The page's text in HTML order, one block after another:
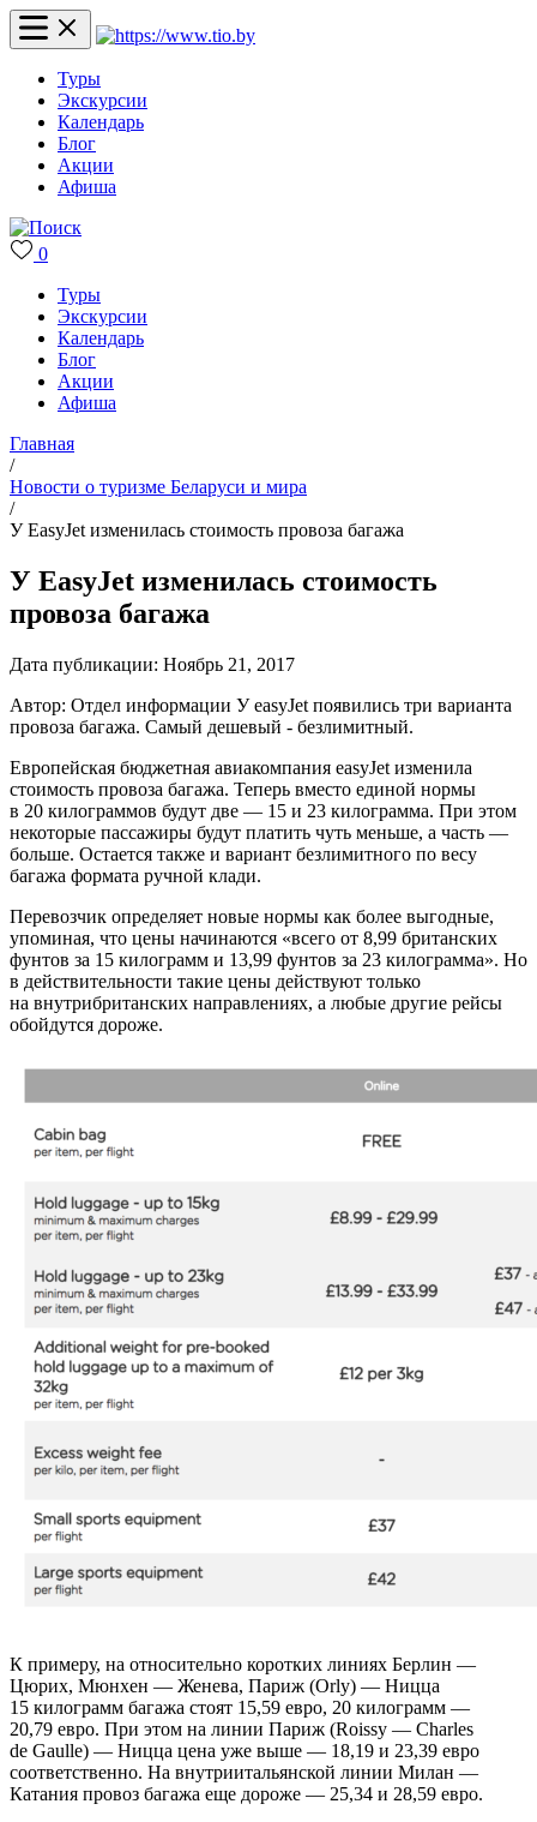
Туры
Экскурсии
Календарь
Блог
Акции
Афиша
0
Туры
Экскурсии
Календарь
Блог
Акции
Афиша
Главная
/
Новости о туризме Беларуси и мира
/
У EasyJet изменилась стоимость провоза багажа
У EasyJet изменилась стоимость
провоза багажа
Дата публикации: Ноябрь 21, 2017
Автор: Отдел информации У easyJet появились три варианта
провоза багажа. Самый дешевый - безлимитный.
Европейская бюджетная авиакомпания easyJet изменила
стоимость провоза багажа. Теперь вместо единой нормы
в 20 килограммов будут две — 15 и 23 килограмма. При этом
некоторые пассажиры будут платить чуть меньше, а часть —
больше. Остается также и вариант безлимитного по весу
багажа формата ручной клади.
Перевозчик определяет новые нормы как более выгодные,
упоминая, что цены начинаются «всего от 8,99 британских
фунтов за 15 килограмм и 13,99 фунтов за 23 килограмма». Но
в действительности такие цены действуют только
на внутрибританских направлениях, а любые другие рейсы
обойдутся дороже.
К примеру, на относительно коротких линиях Берлин —
Цюрих, Мюнхен — Женева, Париж (Orly) — Ницца
15 килограмм багажа стоят 15,59 евро, 20 килограмм —
20,79 евро. При этом на линии Париж (Roissy — Charles
de Gaulle) — Ницца цена уже выше — 18,19 и 23,39 евро
соответственно. На внутриитальянской линии Милан —
Катания провоз багажа еще дороже — 25,34 и 28,59 евро.